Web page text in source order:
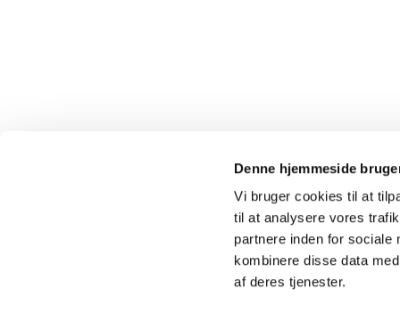
Denne hjemmeside
Vi bruger cookies til at
til at analysere vores
partnere inden for sociale
kombinere disse data
af deres tjenester.
Kokkedal